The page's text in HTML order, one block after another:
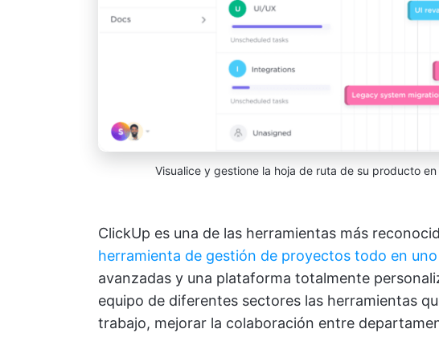
Visualice y gestione la hoja de ruta de su producto
ClickUp es una de las herramientas más
herramienta de gestión de proyectos todo en uno
avanzadas y una plataforma totalmente
equipo de diferentes sectores las herramientas
trabajo, mejorar la colaboración entre